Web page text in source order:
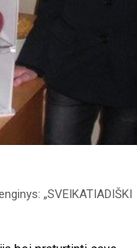
„SVEIKATIADIŠKI